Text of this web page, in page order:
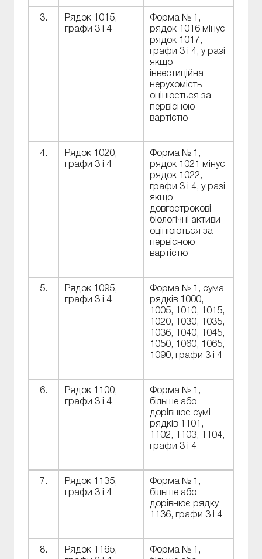
3.
Рядок 1015,
графи 3 і 4
Форма № 1,
рядок 1016 мінус
рядок 1017,
графи 3 і 4, у разі
якщо
інвестиційна
нерухомість
оцінюється за
первісною
вартістю
4.
Рядок 1020,
графи 3 і 4
Форма № 1,
рядок 1021 мінус
рядок 1022,
графи 3 і 4, у разі
якщо
довгострокові
біологічні активи
оцінюються за
первісною
вартістю
5.
Рядок 1095,
графи 3 і 4
Форма № 1, сума
рядків 1000,
1005, 1010, 1015,
1020, 1030, 1035,
1036, 1040, 1045,
1050, 1060, 1065,
1090, графи 3 і 4
6.
Рядок 1100,
графи 3 і 4
Форма № 1,
більше або
дорівнює сумі
рядків 1101,
1102, 1103, 1104,
графи 3 і 4
7.
Рядок 1135,
графи 3 і 4
Форма № 1,
більше або
дорівнює рядку
1136, графи 3 і 4
8.
Рядок 1165,
Форма № 1,